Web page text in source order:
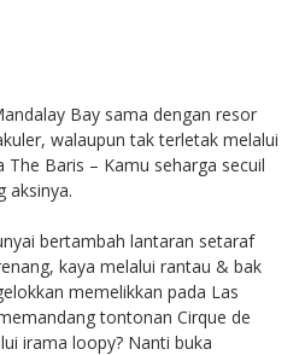
Bay sama dengan resor
walaupun tak terletak melalui
Baris – Kamu seharga secuil
aksinya.
bertambah lantaran setaraf
kaya melalui rantau & bak
memelikkan pada Las
tontonan Cirque de
irama loopy? Nanti buka